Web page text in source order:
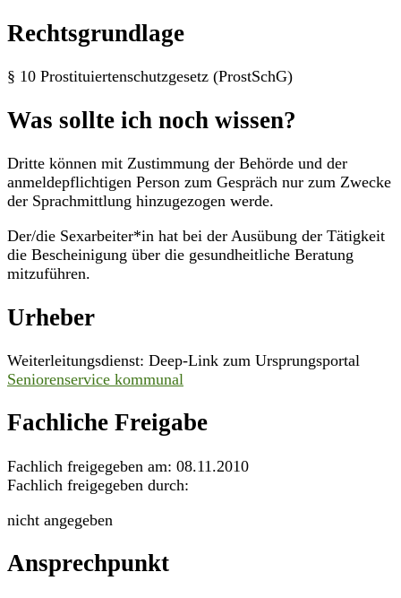
Rechtsgrundlage
§ 10 Prostituiertenschutzgesetz (ProstSchG)
Was sollte ich noch wissen?
Dritte können mit Zustimmung der Behörde und der
anmeldepflichtigen Person zum Gespräch nur zum Zwecke
der Sprachmittlung hinzugezogen werde.
Der/die Sexarbeiter*in hat bei der Ausübung der Tätigkeit
die Bescheinigung über die gesundheitliche Beratung
mitzuführen.
Urheber
Weiterleitungsdienst: Deep-Link zum Ursprungsportal
Seniorenservice kommunal
Fachliche Freigabe
Fachlich freigegeben am: 08.11.2010
Fachlich freigegeben durch:
nicht angegeben
Ansprechpunkt